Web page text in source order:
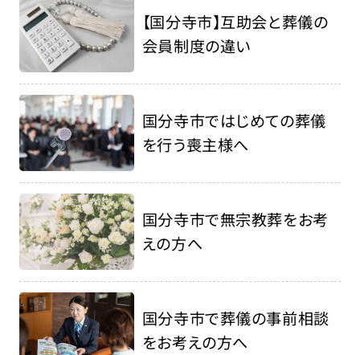
【国分寺市】互助会と葬儀の
会員制度の違い
国分寺市ではじめての葬儀
を行う喪主様へ
国分寺市で無宗教葬をお考
えの方へ
国分寺市で葬儀の事前相談
をお考えの方へ